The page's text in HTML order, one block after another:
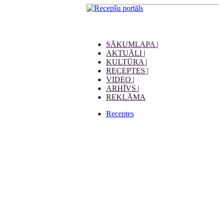
SĀKUMLAPA |
AKTUĀLI |
KULTŪRA |
RECEPTES |
VIDEO |
ARHĪVS |
REKLĀMA
Receptes